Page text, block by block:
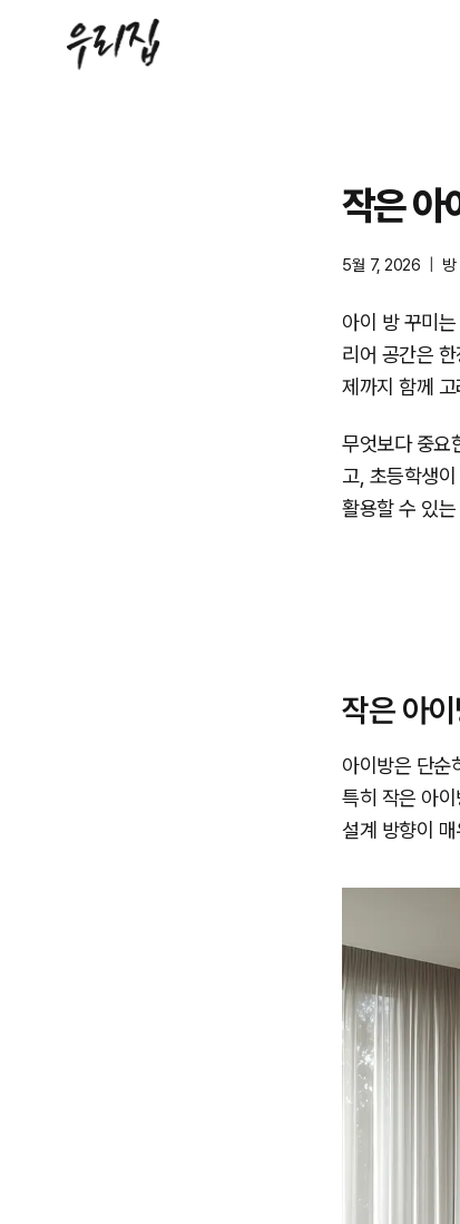
작은 아
5월 7, 2026 방
아이 방 꾸미
리어 공간은
제까지 함께
무엇보다 중요
고, 초등학생
활용할 수 있
작은 아
아이방은 단순
특히 작은 아
설계 방향이